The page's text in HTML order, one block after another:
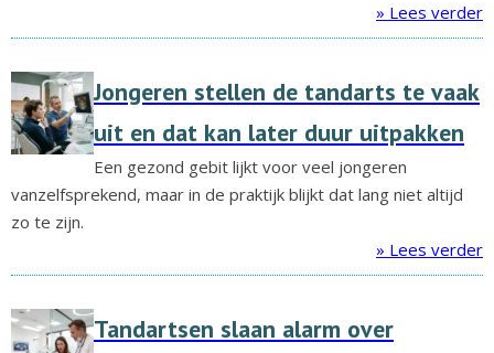
» Lees verder
Jongeren stellen de tandarts te vaak
uit en dat kan later duur uitpakken
Een gezond gebit lijkt voor veel jongeren
vanzelfsprekend, maar in de praktijk blijkt dat lang niet altijd
zo te zijn.
» Lees verder
Tandartsen slaan alarm over